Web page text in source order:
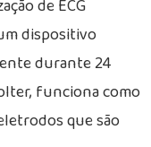
de ECG
dispositivo
durante 24
funciona como
que são